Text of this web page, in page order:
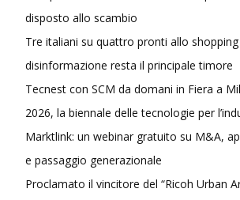
disposto allo scambio
Tre italiani su quattro pronti allo shopping
disinformazione resta il principale timore
Tecnest con SCM da domani in Fiera a
2026, la biennale delle tecnologie per
Marktlink: un webinar gratuito su M&A,
e passaggio generazionale
Proclamato il vincitore del “Ricoh Urban